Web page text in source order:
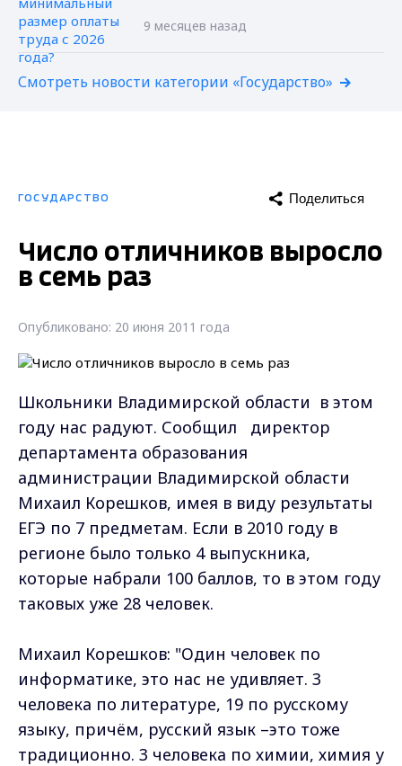
9 месяцев назад
Смотреть новости категории «Государство»
ГОСУДАРСТВО Поделиться
Число отличников выросло
в семь раз
Опубликовано: 20 июня 2011 года
Школьники Владимирской области в этом
году нас радуют. Сообщил директор
департамента образования
администрации Владимирской области
Михаил Корешков, имея в виду результаты
ЕГЭ по 7 предметам. Если в 2010 году в
регионе было только 4 выпускника,
которые набрали 100 баллов, то в этом году
таковых уже 28 человек.
Михаил Корешков: "Один человек по
информатике, это нас не удивляет. 3
человека по литературе, 19 по русскому
языку, причём, русский язык –это тоже
традиционно. 3 человека по химии, химия у